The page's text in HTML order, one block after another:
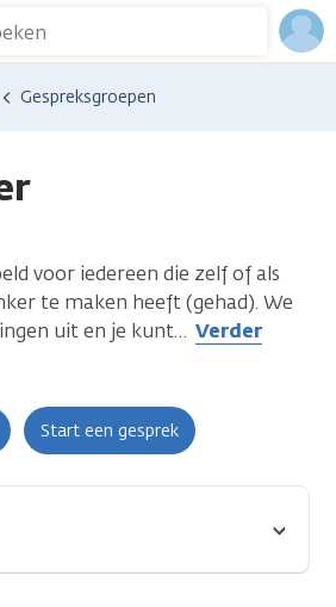
Gespreksgroepen
voor iedereen die zelf of als
te maken heeft (gehad). We
uit en je kunt… Verder
Start een gesprek